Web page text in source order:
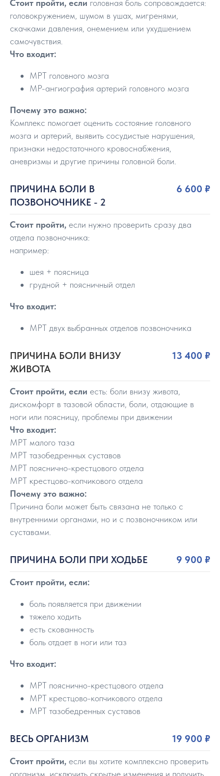
Стоит пройти, если головная боль сопровождается:
головокружением, шумом в ушах, мигренями,
скачками давления, онемением или ухудшением
самочувствия.
Что входит:
МРТ головного мозга
МР-ангиография артерий головного мозга
Почему это важно:
Комплекс помогает оценить состояние головного
мозга и артерий, выявить сосудистые нарушения,
признаки недостаточного кровоснабжения,
аневризмы и другие причины головной боли.
ПРИЧИНА БОЛИ В
ПОЗВОНОЧНИКЕ - 2
6 600 ₽
Стоит пройти, если нужно проверить сразу два
отдела позвоночника:
например:
шея + поясница
грудной + поясничный отдел
Что входит:
МРТ двух выбранных отделов позвоночника
ПРИЧИНА БОЛИ ВНИЗУ
ЖИВОТА
13 400 ₽
Стоит пройти, если есть: боли внизу живота,
дискомфорт в тазовой области, боли, отдающие в
ноги или поясницу, проблемы при движении
Что входит:
МРТ малого таза
МРТ тазобедренных суставов
МРТ пояснично-крестцового отдела
МРТ крестцово-копчикового отдела
Почему это важно:
Причина боли может быть связана не только с
внутренними органами, но и с позвоночником или
суставами.
ПРИЧИНА БОЛИ ПРИ ХОДЬБЕ 9 900 ₽
Стоит пройти, если:
боль появляется при движении
тяжело ходить
есть скованность
боль отдает в ноги или таз
Что входит:
МРТ пояснично-крестцового отдела
МРТ крестцово-копчикового отдела
МРТ тазобедренных суставов
ВЕСЬ ОРГАНИЗМ 19 900 ₽
Стоит пройти, если вы хотите комплексно проверить
организм, исключить скрытые изменения и получить